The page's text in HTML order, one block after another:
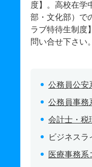
度】。高校在学
部・文化部）で
ラブ特待生制度
問い合せ下さい。
公務員公安
公務員事務
会計士・税
ビジネスラ
医療事務系